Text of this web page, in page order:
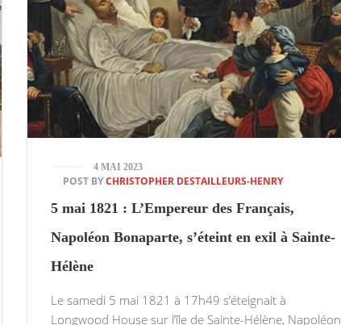
4 MAI 2023
POST BYCHRISTOPHER DESTAILLEURS-HENRY
5 mai 1821 : L’Empereur des Français,
Napoléon Bonaparte, s’éteint en exil à Sainte-
Hélène
Le samedi 5 mai 1821 à 17h49 s’éteignait à
Longwood House sur l’île de Sainte-Hélène, Napoléon